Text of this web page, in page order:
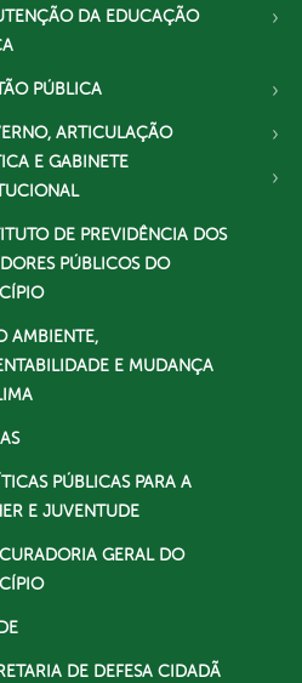
DA EDUCAÇÃO
PÚBLICA
ARTICULAÇÃO
E GABINETE
DE PREVIDÊNCIA DOS
PÚBLICOS DO
AMBIENTE,
E MUDANÇA
PÚBLICAS PARA A
E JUVENTUDE
GERAL DO
DE DEFESA CIDADÃ